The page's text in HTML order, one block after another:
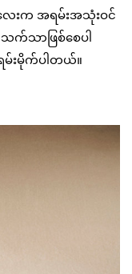
ေးက အရမ်းအသုံးဝင်
သက်သာဖြစ်စေပါ
မ်းမိုက်ပါတယ်။